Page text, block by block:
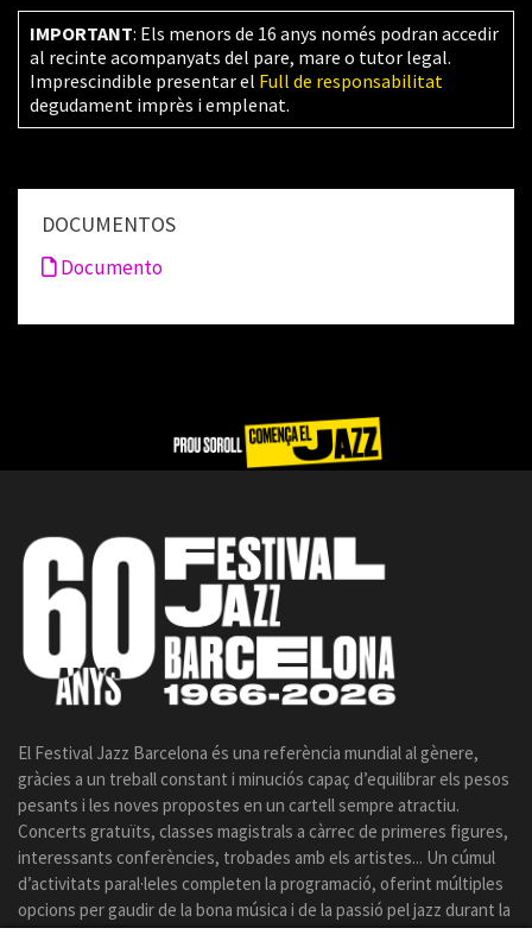
IMPORTANT: Els menors de 16 anys només podran accedir
al recinte acompanyats del pare, mare o tutor legal.
Imprescindible presentar el Full de responsabilitat
degudament imprès i emplenat.
DOCUMENTOS
Documento
El Festival Jazz Barcelona és una referència mundial al gènere,
gràcies a un treball constant i minuciós capaç d’equilibrar els pesos
pesants i les noves propostes en un cartell sempre atractiu.
Concerts gratuïts, classes magistrals a càrrec de primeres figures,
interessants conferències, trobades amb els artistes... Un cúmul
d’activitats paral·leles completen la programació, oferint múltiples
opcions per gaudir de la bona música i de la passió pel jazz durant la
celebració del certamen.